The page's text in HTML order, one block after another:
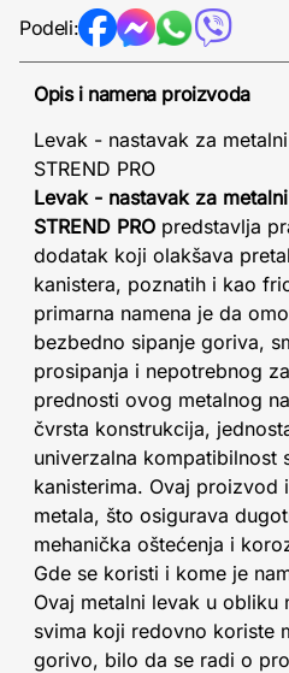
Podeli:
Opis i namena proizvoda
Levak - nastavak za
STREND PRO
Levak - nastavak za
STREND PRO predstavlja
dodatak koji olakšava
kanistera, poznatih i kao
primarna namena je da
bezbedno sipanje goriva,
prosipanja i nepotrebnog
prednosti ovog metalnog
čvrsta konstrukcija,
univerzalna kompatibilnost
kanisterima. Ovaj
metala, što osigurava
mehanička oštećenja i
Gde se koristi i kome je
Ovaj metalni levak u obliku
svima koji redovno koriste
gorivo, bilo da se radi o